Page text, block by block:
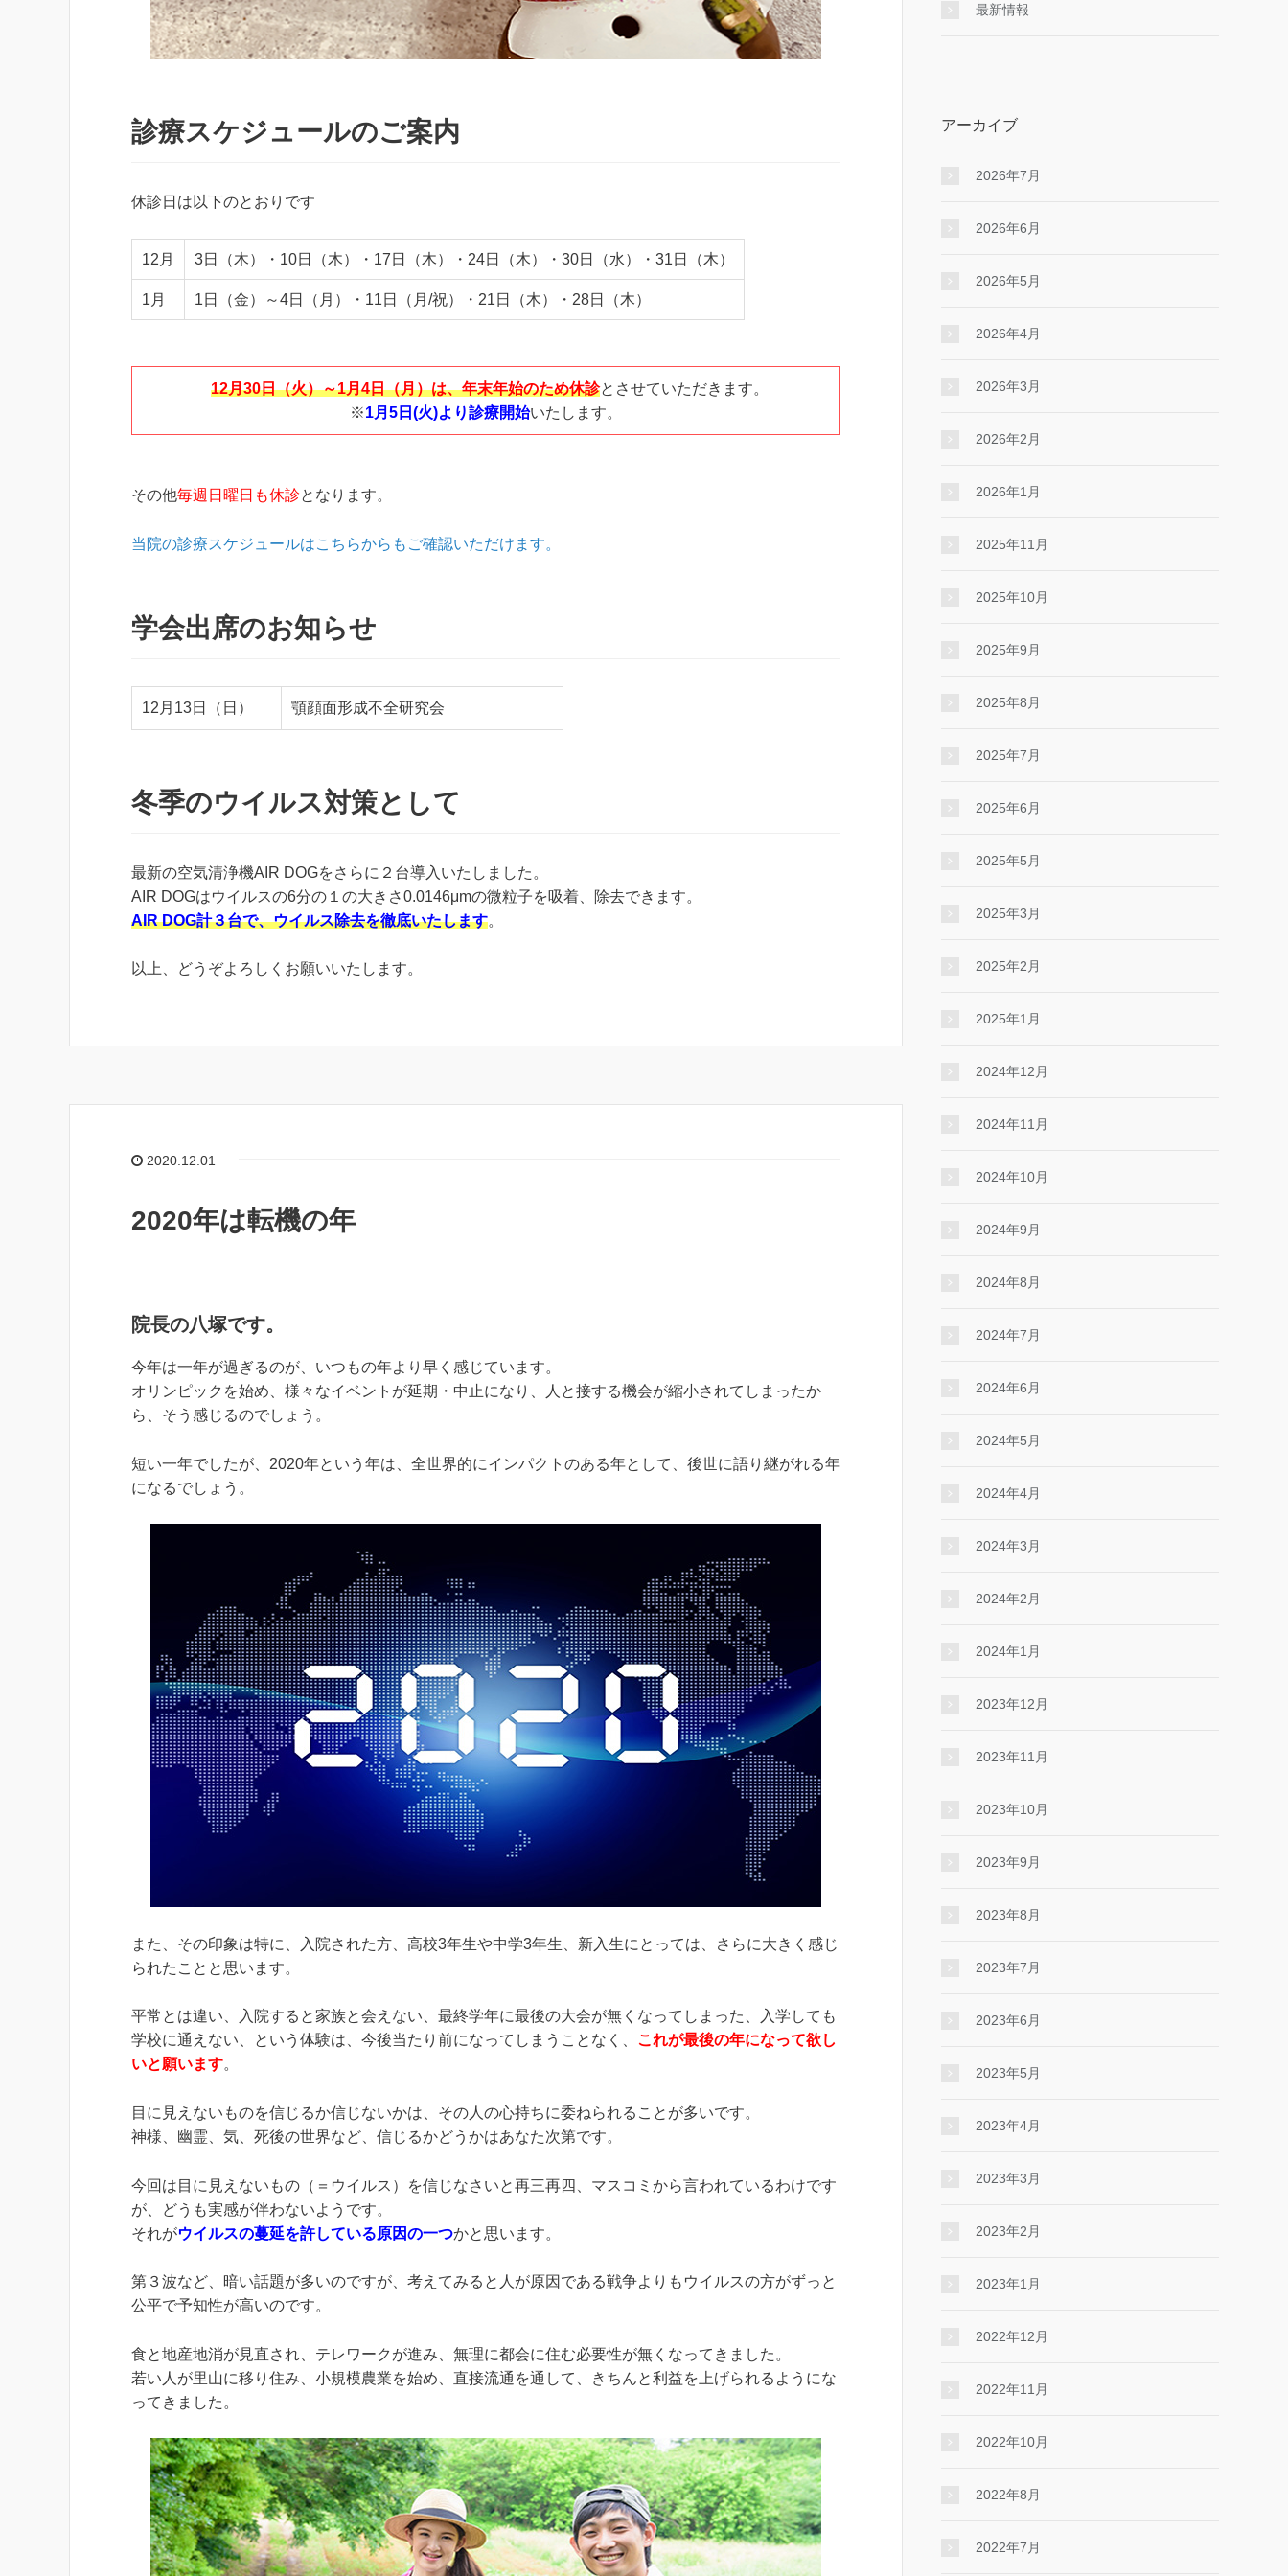
診療スケジュールのご案内
休診日は以下のとおりです
12月 3日（木）・10日（木）・17日（木）・24日（木）・30日（水）・31日（木）
1月 1日（金）～4日（月）・11日（月/祝）・21日（木）・28日（木）
12月30日（火）～1月4日（月）は、年末年始のため休診とさせていただきます。
※1月5日(火)より診療開始いたします。
その他毎週日曜日も休診となります。
当院の診療スケジュールはこちらからもご確認いただけます。
学会出席のお知らせ
12月13日（日） 顎顔面形成不全研究会
冬季のウイルス対策として
最新の空気清浄機AIR DOGをさらに２台導入いたしました。
AIR DOGはウイルスの6分の１の大きさ0.0146μmの微粒子を吸着、除去できます。
AIR DOG計３台で、ウイルス除去を徹底いたします。
以上、どうぞよろしくお願いいたします。
2020.12.01
2020年は転機の年
院長の八塚です。
今年は一年が過ぎるのが、いつもの年より早く感じています。
オリンピックを始め、様々なイベントが延期・中止になり、人と接する機会が縮小されてしまったか
ら、そう感じるのでしょう。
短い一年でしたが、2020年という年は、全世界的にインパクトのある年として、後世に語り継がれる年
になるでしょう。
また、その印象は特に、入院された方、高校3年生や中学3年生、新入生にとっては、さらに大きく感じ
られたことと思います。
平常とは違い、入院すると家族と会えない、最終学年に最後の大会が無くなってしまった、入学しても
学校に通えない、という体験は、今後当たり前になってしまうことなく、 これが最後の年になって欲し
いと願います。
目に見えないものを信じるか信じないかは、その人の心持ちに委ねられることが多いです。
神様、幽霊、気、死後の世界など、信じるかどうかはあなた次第です。
今回は目に見えないもの（＝ウイルス）を信じなさいと再三再四、マスコミから言われているわけです
が、どうも実感が伴わないようです。
それがウイルスの蔓延を許している原因の一つかと思います。
第３波など、暗い話題が多いのですが、考えてみると人が原因である戦争よりもウイルスの方がずっと
公平で予知性が高いのです。
食と地産地消が見直され、テレワークが進み、無理に都会に住む必要性が無くなってきました。
若い人が里山に移り住み、小規模農業を始め、直接流通を通して、きちんと利益を上げられるようにな
ってきました。
最新情報
アーカイブ
2026年7月
2026年6月
2026年5月
2026年4月
2026年3月
2026年2月
2026年1月
2025年11月
2025年10月
2025年9月
2025年8月
2025年7月
2025年6月
2025年5月
2025年3月
2025年2月
2025年1月
2024年12月
2024年11月
2024年10月
2024年9月
2024年8月
2024年7月
2024年6月
2024年5月
2024年4月
2024年3月
2024年2月
2024年1月
2023年12月
2023年11月
2023年10月
2023年9月
2023年8月
2023年7月
2023年6月
2023年5月
2023年4月
2023年3月
2023年2月
2023年1月
2022年12月
2022年11月
2022年10月
2022年8月
2022年7月